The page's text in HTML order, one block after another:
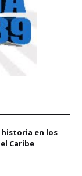
historia en los
Caribe